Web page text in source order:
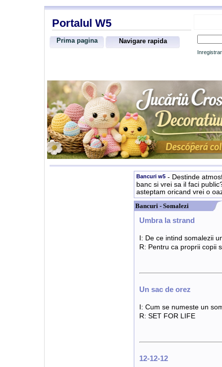
Portalul W5
Prima pagina Navigare rapida
Bancuri w5 - Destinde
banc si vrei sa il faci
asteptam oricand vrei o
Bancuri - Somalezi
Umbra la strand
I: De ce intind somalezii
R: Pentru ca proprii copii
Un sac de orez
I: Cum se numeste un
R: SET FOR LIFE
12-12-12